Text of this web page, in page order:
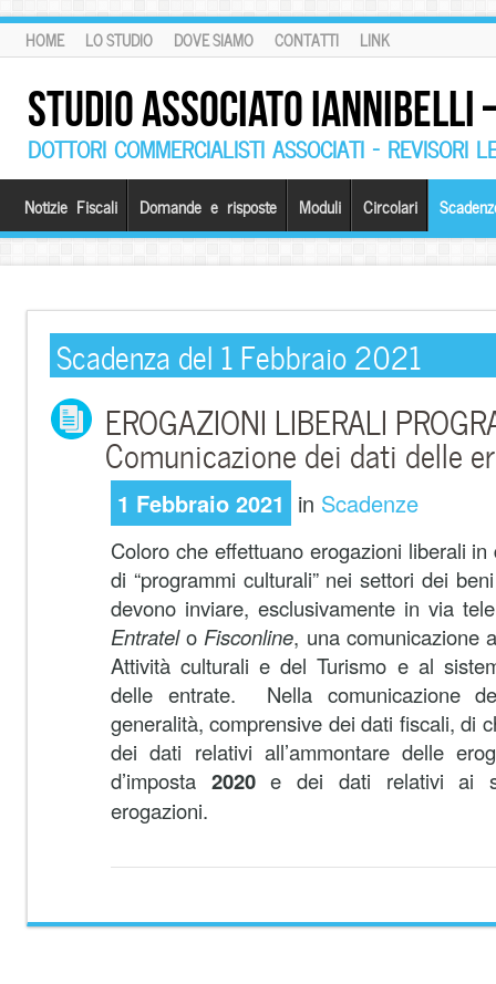
HOME LO STUDIO DOVE SIAMO CONTATTI LINK
STUDIO ASSOCIATO
DOTTORI COMMERCIALISTI ASSOCIATI – REVISORI
Notizie Fiscali Domande e risposte Moduli Circolari
Scadenza del 1 Febbraio 2021
EROGAZIONI LIBERALI
Comunicazione dei dati delle
1 Febbraio 2021 in Scadenze
Coloro che effettuano erogazioni liberali
di “programmi culturali” nei settori dei
devono inviare, esclusivamente in via
Entratelo Fisconline, una comunicazione
Attività culturali e del Turismo e al
delle entrate. Nella comunicazione
generalità, comprensive dei dati fiscali, di
dei dati relativi all’ammontare delle
d’imposta 2020e dei dati relativi ai
erogazioni.